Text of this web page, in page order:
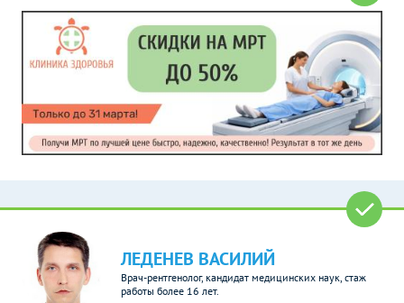
ЛЕДЕНЕВ ВАСИЛИЙ
Врач-рентгенолог, кандидат медицинских наук, стаж
работы более 16 лет.